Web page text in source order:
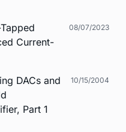
Current-
08/07/2023
DACs and
Part 1
10/15/2004